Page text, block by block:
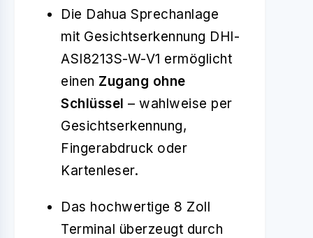
Die Dahua Sprechanlage
mit Gesichtserkennung DHI-
ASI8213S-W-V1 ermöglicht
einen Zugang ohne
Schlüssel – wahlweise per
Gesichtserkennung,
Fingerabdruck oder
Kartenleser.
Das hochwertige 8 Zoll
Terminal überzeugt durch